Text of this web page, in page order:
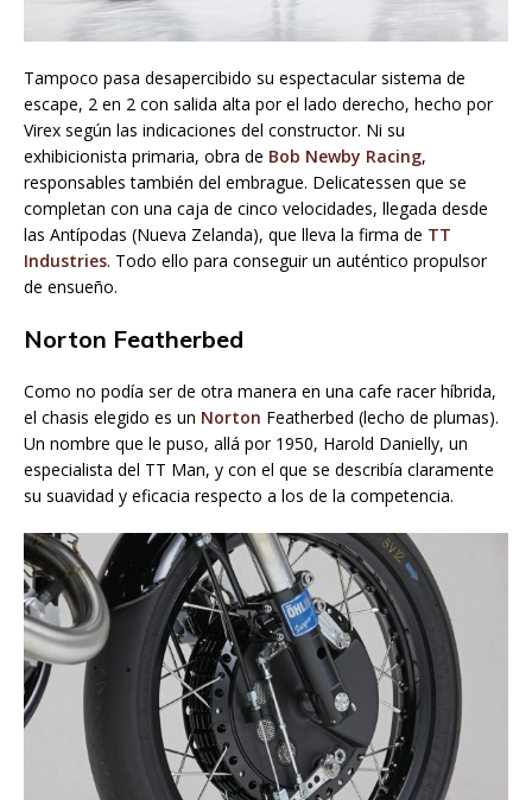
Tampoco pasa desapercibido su espectacular sistema de
escape, 2 en 2 con salida alta por el lado derecho, hecho por
Virex según las indicaciones del constructor. Ni su
exhibicionista primaria, obra de Bob Newby Racing,
responsables también del embrague. Delicatessen que se
completan con una caja de cinco velocidades, llegada desde
las Antípodas (Nueva Zelanda), que lleva la firma de TT
Industries. Todo ello para conseguir un auténtico propulsor
de ensueño.
Norton Featherbed
Como no podía ser de otra manera en una cafe racer híbrida,
el chasis elegido es un Norton Featherbed (lecho de plumas).
Un nombre que le puso, allá por 1950, Harold Danielly, un
especialista del TT Man, y con el que se describía claramente
su suavidad y eficacia respecto a los de la competencia.